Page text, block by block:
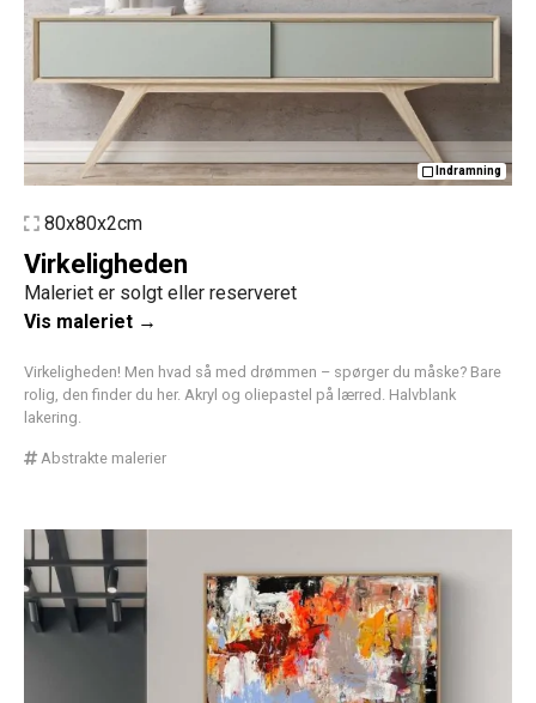
Indramning
80x80x2cm
Virkeligheden
Maleriet er solgt eller reserveret
Vis maleriet →
Virkeligheden! Men hvad så med drømmen – spørger du måske? Bare
rolig, den finder du her. Akryl og oliepastel på lærred. Halvblank
lakering.
Abstrakte malerier